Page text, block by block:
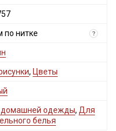
по нитке ?
, Цветы
одежды, Для
белья